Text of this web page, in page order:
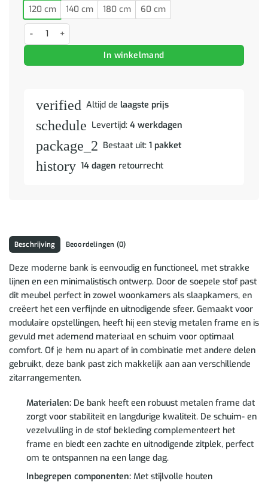
120 cm 140 cm 180 cm 60 cm
Bank 180cm Blauw Metaal aantal
In winkelmand
verified Altijd de laagste prijs
schedule Levertijd: 4 werkdagen
package_2 Bestaat uit: 1 pakket
history 14 dagen retourrecht
Beschrijving Beoordelingen (0)
Deze moderne bank is eenvoudig en functioneel, met strakke
lijnen en een minimalistisch ontwerp. Door de soepele stof past
dit meubel perfect in zowel woonkamers als slaapkamers, en
creëert het een verfijnde en uitnodigende sfeer. Gemaakt voor
modulaire opstellingen, heeft hij een stevig metalen frame en is
gevuld met ademend materiaal en schuim voor optimaal
comfort. Of je hem nu apart of in combinatie met andere delen
gebruikt, deze bank past zich makkelijk aan aan verschillende
zitarrangementen.
Materialen:De bank heeft een robuust metalen frame dat
zorgt voor stabiliteit en langdurige kwaliteit. De schuim- en
vezelvulling in de stof bekleding complementeert het
frame en biedt een zachte en uitnodigende zitplek, perfect
om te ontspannen na een lange dag.
Inbegrepen componenten:Met stijlvolle houten